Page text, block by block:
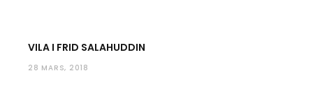
VILA I FRID SALAHUDDIN
28 MARS, 2018